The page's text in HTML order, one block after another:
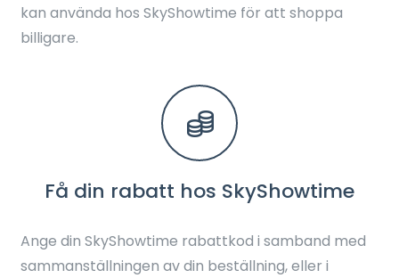
kan använda hos SkyShowtime för att shoppa
billigare.
Få din rabatt hos SkyShowtime
Ange din SkyShowtime rabattkod i samband med
sammanställningen av din beställning, eller i